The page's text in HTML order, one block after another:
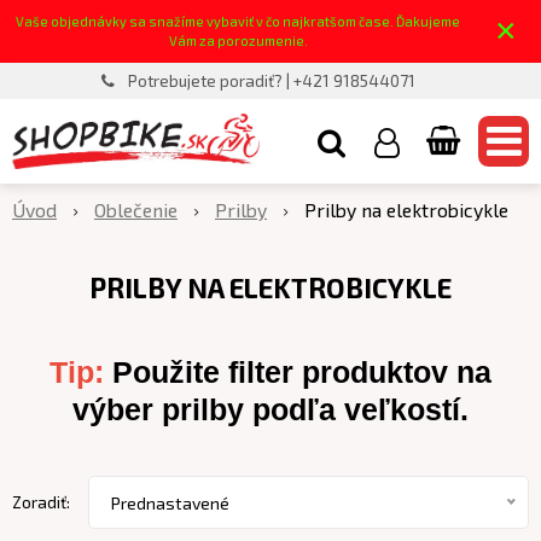
Vaše objednávky sa snažíme vybaviť v čo najkratšom čase. Ďakujeme
Vám za porozumenie.
×
Potrebujete poradiť? | +421 918544071
Úvod Oblečenie Prilby Prilby na elektrobicykle
PRILBY NA ELEKTROBICYKLE
Tip: Použite filter produktov na
výber prilby podľa veľkostí.
Zoradiť: Prednastavené